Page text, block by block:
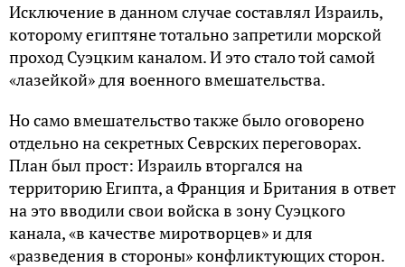
Исключение в данном случае составлял Израиль,
которому египтяне тотально запретили морской
проход Суэцким каналом. И это стало той самой
«лазейкой» для военного вмешательства.
Но само вмешательство также было оговорено
отдельно на секретных Севрских переговорах.
План был прост: Израиль вторгался на
территорию Египта, а Франция и Британия в ответ
на это вводили свои войска в зону Суэцкого
канала, «в качестве миротворцев» и для
«разведения в стороны» конфликтующих сторон.